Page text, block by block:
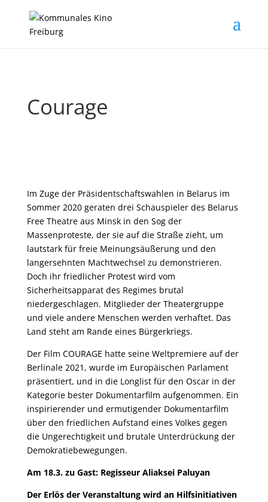
Courage
Im Zuge der Präsidentschaftswahlen in Belarus im
Sommer 2020 geraten drei Schauspieler des Belarus
Free Theatre aus Minsk in den Sog der
Massenproteste, der sie auf die Straße zieht, um
lautstark für freie Meinungsäußerung und den
langersehnten Machtwechsel zu demonstrieren.
Doch ihr friedlicher Protest wird vom
Sicherheitsapparat des Regimes brutal
niedergeschlagen. Mitglieder der Theatergruppe
und viele andere Menschen werden verhaftet. Das
Land steht am Rande eines Bürgerkriegs.
Der Film COURAGE hatte seine Weltpremiere auf der
Berlinale 2021, wurde im Europäischen Parlament
präsentiert, und in die Longlist für den Oscar in der
Kategorie bester Dokumentarfilm aufgenommen. Ein
inspirierender und ermutigender Dokumentarfilm
über den friedlichen Aufstand eines Volkes gegen
die Ungerechtigkeit und brutale Unterdrückung der
Demokratiebewegungen.
Am 18.3. zu Gast: Regisseur Aliaksei Paluyan
Der Erlös der Veranstaltung wird an Hilfsinitiativen